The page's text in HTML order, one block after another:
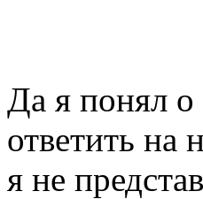
Да я понял о
ответить на
я не